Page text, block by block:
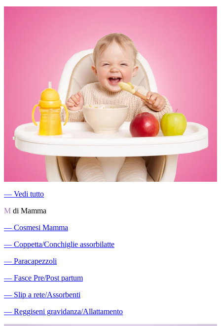
― Vedi tutto
M di Mamma
― Cosmesi Mamma
― Coppetta/Conchiglie assorbilatte
― Paracapezzoli
― Fasce Pre/Post partum
― Slip a rete/Assorbenti
― Reggiseni gravidanza/Allattamento